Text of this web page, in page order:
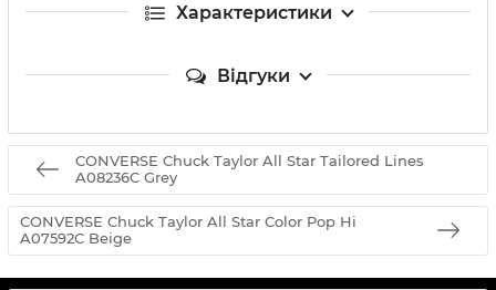
Характеристики
Відгуки
CONVERSE Chuck Taylor All Star Tailored Lines
A08236C Grey
CONVERSE Chuck Taylor All Star Color Pop Hi
A07592C Beige